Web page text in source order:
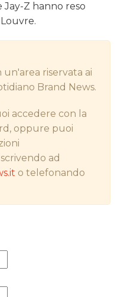
Jay-Z hanno reso
riservata ai
Brand News.
accedere con la
oppure puoi
ad
o telefonando